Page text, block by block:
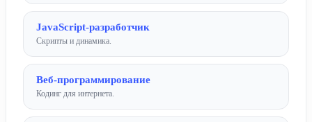
JavaScript-разработчик
Скрипты и динамика.
Веб-программирование
Кодинг для интернета.